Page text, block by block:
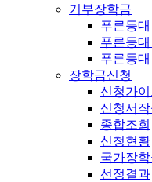
기부장학금
푸른등
푸른등
푸른등
장학금신청
신청가이
신청서작
종합조회
신청현황
국가장
선정결과